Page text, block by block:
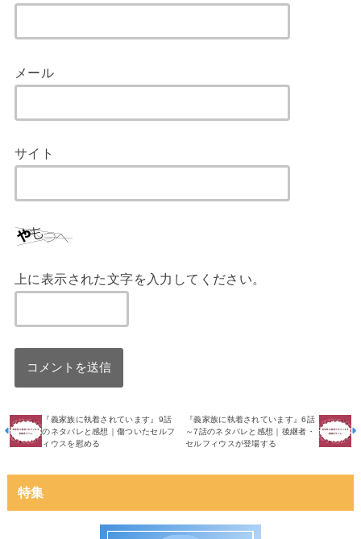
メール
サイト
上に表示された文字を入力してください。
『義家族に執着されています』9話
のネタバレと感想｜傷ついたセルフ
ィウスを慰める
『義家族に執着されています』6話
～7話のネタバレと感想｜後継者・
セルフィウスが登場する
特集